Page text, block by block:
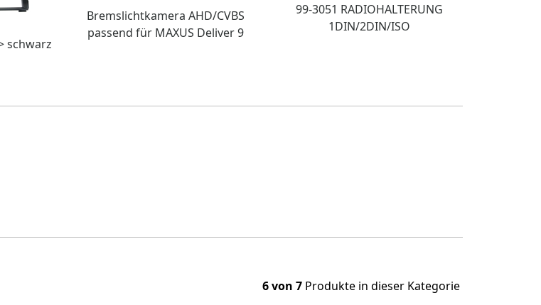
schwarz
Bremslichtkamera AHD/CVBS
passend für MAXUS Deliver 9
99-3051 RADIOHALTERUNG
1DIN/2DIN/ISO
6 von 7 Produkte in dieser Kategorie